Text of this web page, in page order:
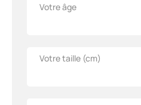
Votre âge
Votre taille (cm)